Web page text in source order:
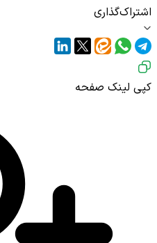
اشتراک‌گذاری
کپی لینک صفحه